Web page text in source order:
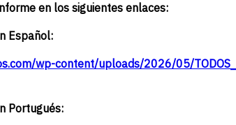
en los siguientes enlaces:
Español:
wp-content/uploads/2026/05/
Portugués: